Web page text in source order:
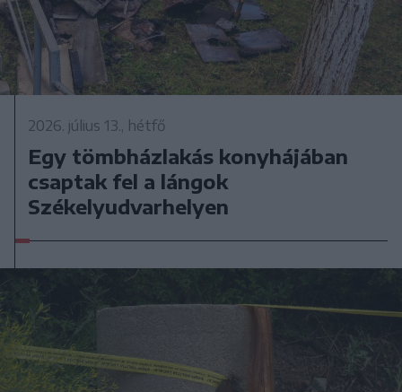
2026. július 13., hétfő
Egy tömbházlakás konyhájában
csaptak fel a lángok
Székelyudvarhelyen